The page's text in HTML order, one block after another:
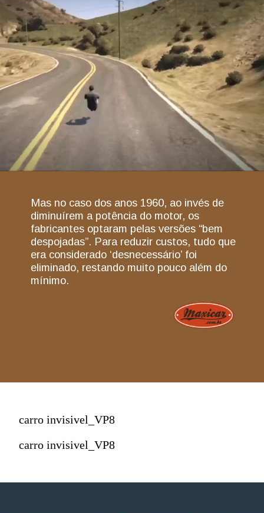
Mas no caso dos anos 1960, ao invés de
diminuírem a potência do motor, os
fabricantes optaram pelas versões “bem
despojadas”. Para reduzir custos, tudo que
era considerado ‘desnecessário’ foi
eliminado, restando muito pouco além do
mínimo.
carro invisivel_VP8
carro invisivel_VP8